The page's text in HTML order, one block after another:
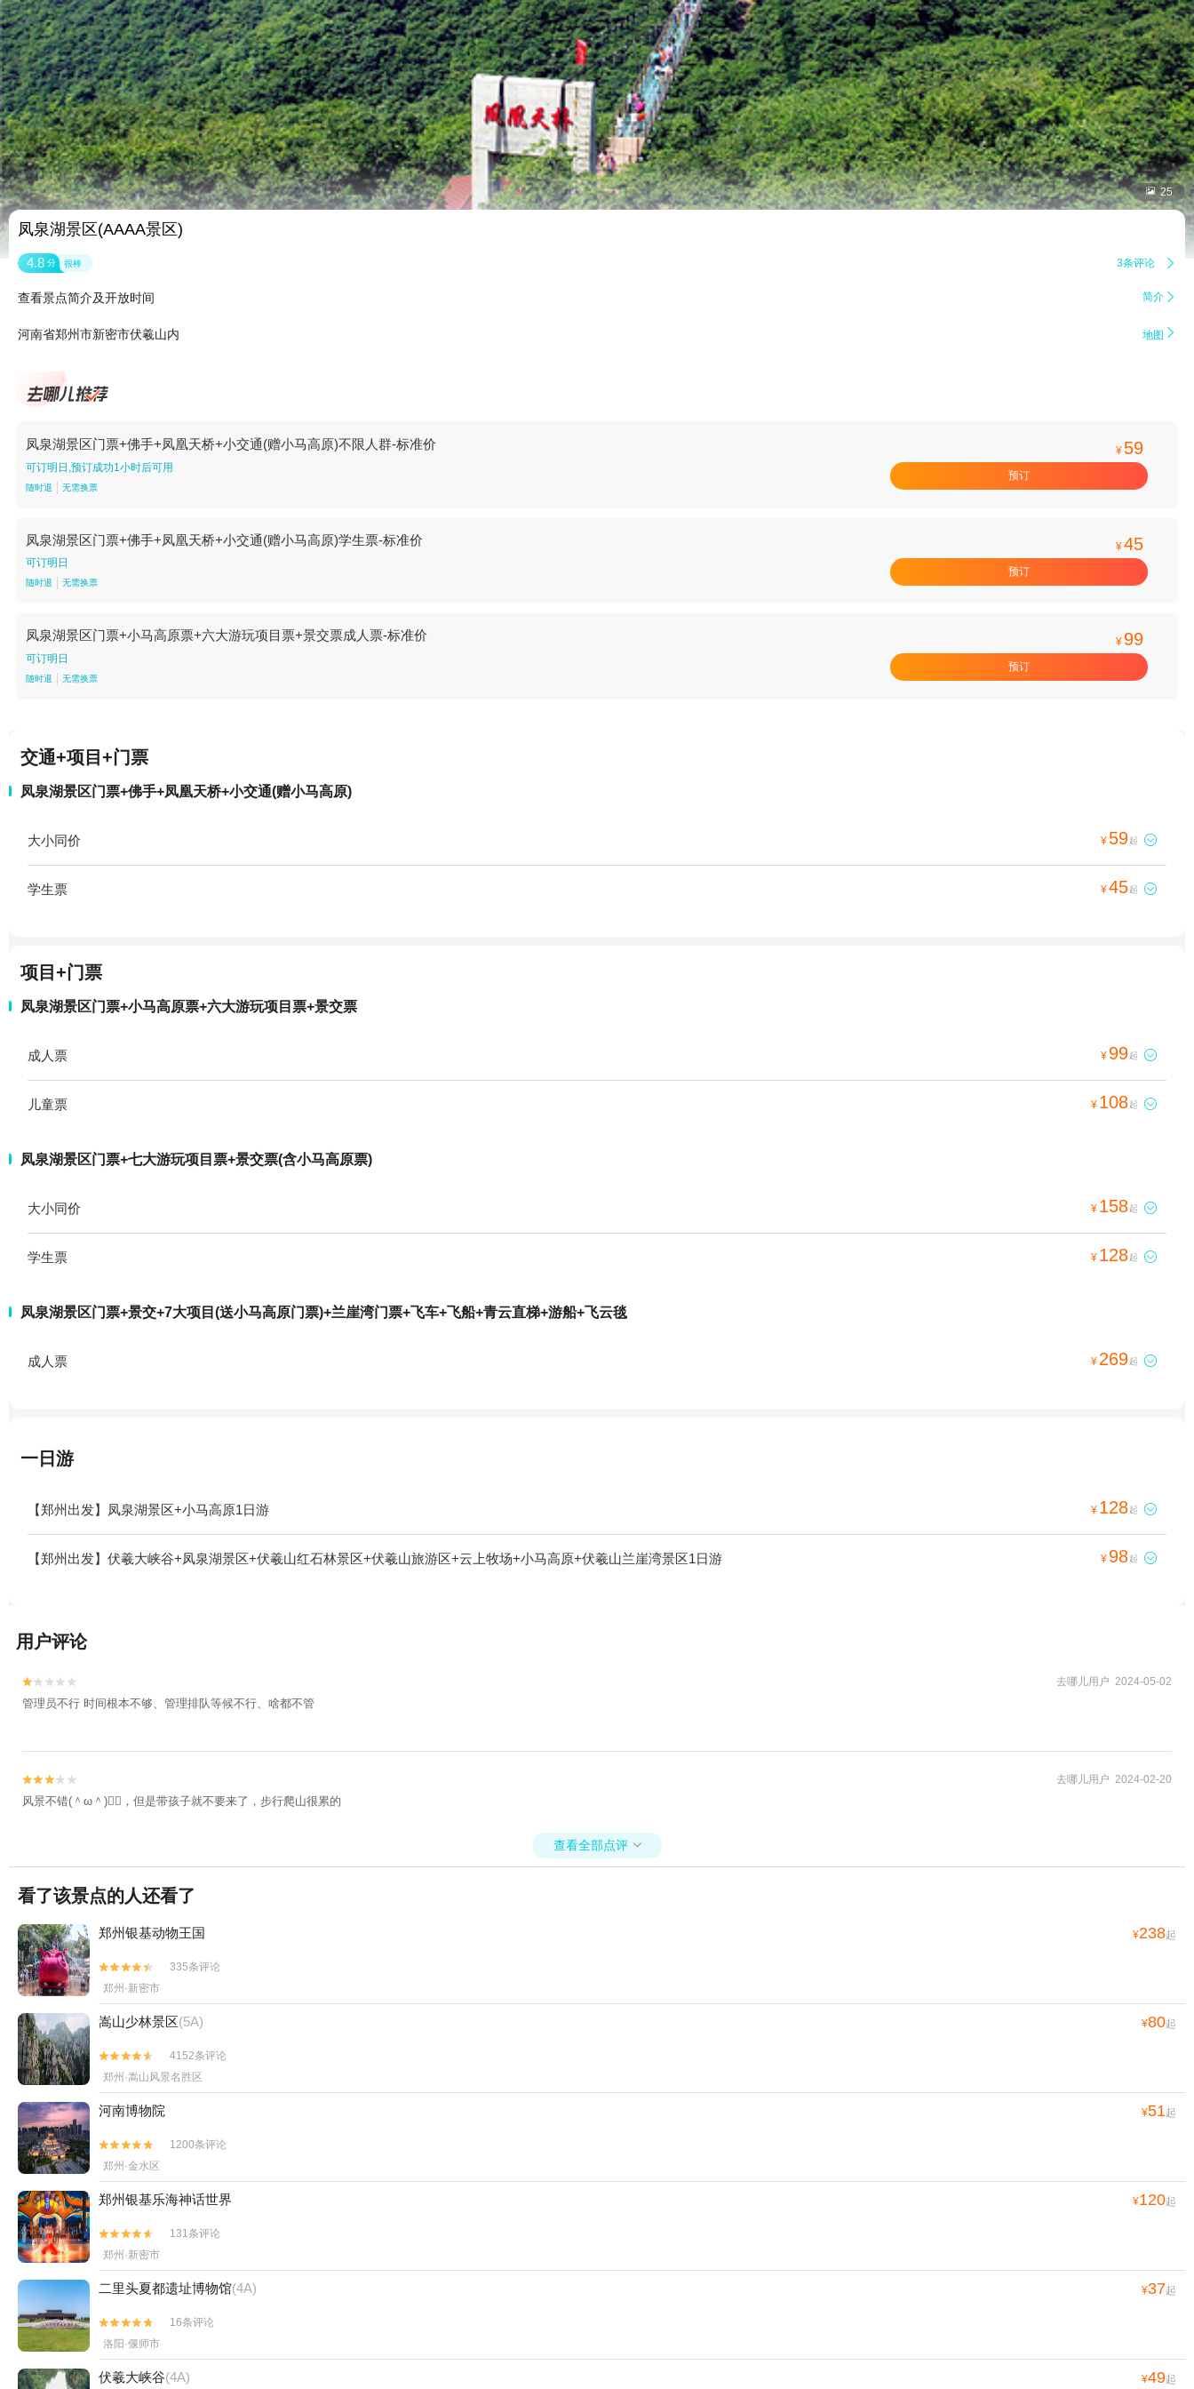
 25
凤泉湖景区(AAAA景区)
4.8 分 很棒 3条评论 
查看景点简介及开放时间 简介 
河南省郑州市新密市伏羲山内 地图 
凤泉湖景区门票+佛手+凤凰天桥+小交通(赠小马高原)不限人群-标准价
可订明日,预订成功1小时后可用
随时退 无需换票
¥ 59
预订
凤泉湖景区门票+佛手+凤凰天桥+小交通(赠小马高原)学生票-标准价
可订明日
随时退 无需换票
¥45
预订
凤泉湖景区门票+小马高原票+六大游玩项目票+景交票成人票-标准价
可订明日
随时退 无需换票
¥ 99
预订
交通+项目+门票
凤泉湖景区门票+佛手+凤凰天桥+小交通(赠小马高原)
大小同价 ¥ 59起 
学生票 ¥45起 
项目+门票
凤泉湖景区门票+小马高原票+六大游玩项目票+景交票
成人票 ¥ 99起 
儿童票 ¥ 108起 
凤泉湖景区门票+七大游玩项目票+景交票(含小马高原票)
大小同价 ¥ 158起 
学生票 ¥ 128起 
凤泉湖景区门票+景交+7大项目(送小马高原门票)+兰崖湾门票+飞车+飞船+青云直梯+游船+飞云毯
成人票 ¥ 269起 
一日游
【郑州出发】凤泉湖景区+小马高原1日游 ¥ 128起 
【郑州出发】伏羲大峡谷+凤泉湖景区+伏羲山红石林景区+伏羲山旅游区+云上牧场+小马高原+伏羲山兰崖湾景区1日游 ¥ 98起 
用户评论

 去哪儿用户 2024-05-02
管理员不行 时间根本不够、管理排队等候不行、啥都不管

 去哪儿用户 2024-02-20
风景不错(＾ω＾)👍🏻，但是带孩子就不要来了，步行爬山很累的
查看全部点评 
看了该景点的人还看了
郑州银基动物王国 ¥238起


335条评论
郑州·新密市
嵩山少林景区(5A) ¥80起


4152条评论
郑州·嵩山风景名胜区
河南博物院 ¥51起


1200条评论
郑州·金水区
郑州银基乐海神话世界 ¥120起


131条评论
郑州·新密市
二里头夏都遗址博物馆(4A) ¥37起


16条评论
洛阳·偃师市
伏羲大峡谷(4A) ¥49起